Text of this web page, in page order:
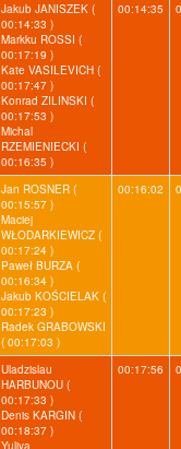
Jakub JANISZEK (
00:14:33 )
Markku ROSSI (
00:17:19 )
Kate VASILEVICH (
00:17:47 )
Konrad ZILINSKI (
00:17:53 )
Michal
RZEMIENIECKI (
00:16:35 )
00:14:35
Jan ROSNER (
00:15:57 )
Maciej
WŁODARKIEWICZ (
00:17:24 )
Paweł BURZA (
00:16:34 )
Jakub KOŚCIELAK (
00:17:23 )
Radek GRABOWSKI
( 00:17:03 )
00:16:02
Uladzislau
HARBUNOU (
00:17:33 )
Denis KARGIN (
00:18:37 )
Yuliya
00:17:56